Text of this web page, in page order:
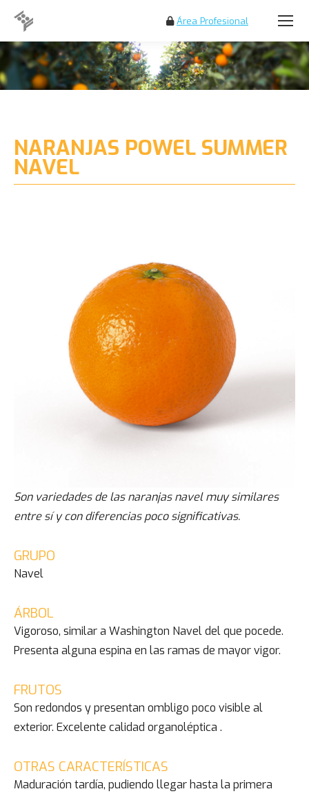
Área Profesional
Buscar:
NARANJAS POWEL SUMMER
NAVEL
Son variedades de las naranjas navel muy similares
entre sí y con diferencias poco significativas.
GRUPO
Navel
ÁRBOL
Vigoroso, similar a Washington Navel del que pocede.
Presenta alguna espina en las ramas de mayor vigor.
FRUTOS
Son redondos y presentan ombligo poco visible al
exterior. Excelente calidad organoléptica .
OTRAS CARACTERÍSTICAS
Maduración tardía, pudiendo llegar hasta la primera